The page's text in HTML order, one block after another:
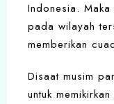
Indonesia.
pada wilayah
memberikan
Disaat musim
untuk